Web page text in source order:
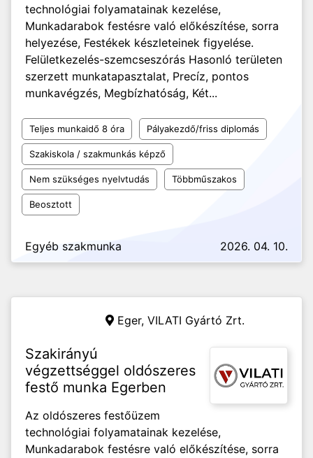
technológiai folyamatainak kezelése,
Munkadarabok festésre való előkészítése, sorra
helyezése, Festékek készleteinek figyelése.
Felületkezelés-szemcseszórás Hasonló területen
szerzett munkatapasztalat, Precíz, pontos
munkavégzés, Megbízhatóság, Két...
Teljes munkaidő 8 óra Pályakezdő/friss diplomás
Szakiskola / szakmunkás képző
Nem szükséges nyelvtudás Többműszakos
Beosztott
Egyéb szakmunka 2026. 04. 10.
Eger, VILATI Gyártó Zrt.
Szakirányú
végzettséggel oldószeres
festő munka Egerben
Az oldószeres festőüzem
technológiai folyamatainak kezelése,
Munkadarabok festésre való előkészítése, sorra